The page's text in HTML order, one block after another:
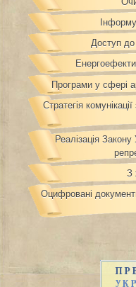
Доступ до
Програми у сфері
Стратегія
Реалізація
З
Оцифровані